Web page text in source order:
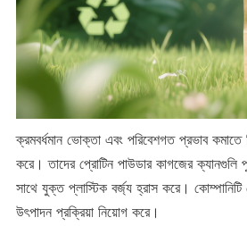
ক্রমবর্ধমান ভোক্তা এবং পরিবেশগত প্রভাব
করে। তাদের প্রোটিন পাউডার কাগজের ক্যানগুলি
সাথে যুক্ত প্লাস্টিক বর্জ্য হ্রাস করে।
উৎপাদন প্রক্রিয়া নিয়োগ করে।